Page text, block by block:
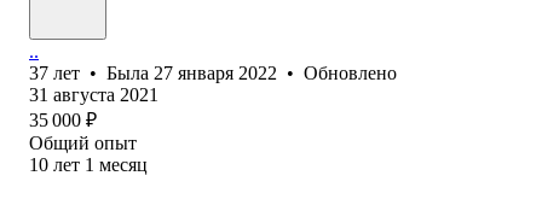
..
37 лет • Была 27 января 2022 • Обновлено
31 августа 2021
35 000 ₽
Общий опыт
10 лет 1 месяц